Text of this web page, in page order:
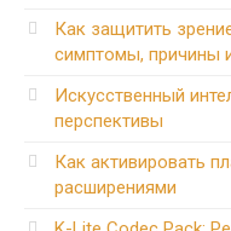
Как защитить
симптомы, причины
Искусственный
перспективы
Как активировать
расширениями